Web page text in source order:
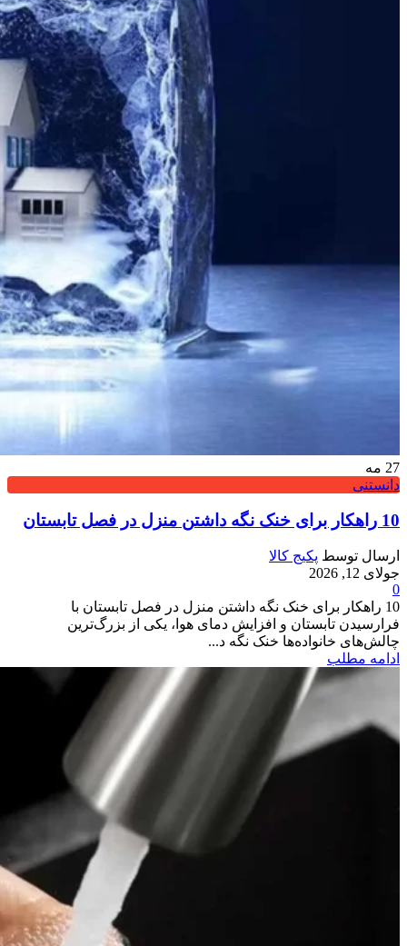
27 مه
دانستنی
10 راهکار برای خنک نگه داشتن منزل در فصل تابستان
ارسال توسط پکیج کالا
جولای 12, 2026
0
10 راهکار برای خنک نگه داشتن منزل در فصل تابستان با
فرارسیدن تابستان و افزایش دمای هوا، یکی از بزرگ‌ترین
چالش‌های خانواده‌ها خنک نگه د...
ادامه مطلب